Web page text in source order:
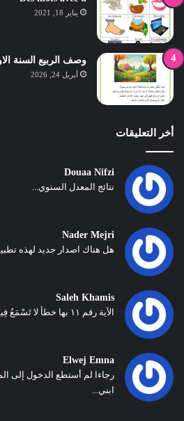
يناير 18, 2021
وصف الربيع السنة
أبريل 24, 2026
أخر التعليقات
Douaa Nifzi
نتائج المعدل السنوي...
Nader Mejri
هل هناك اصدار جديد لهذه
Saleh Khamis
الآية رقم ١١ بها خطأ لا تَسْمَعُ فِيها لاغِيَةً لقد ضمت التا...
Elwej Emna
رجاءا لم أستطع الدخول إلى
ابني...